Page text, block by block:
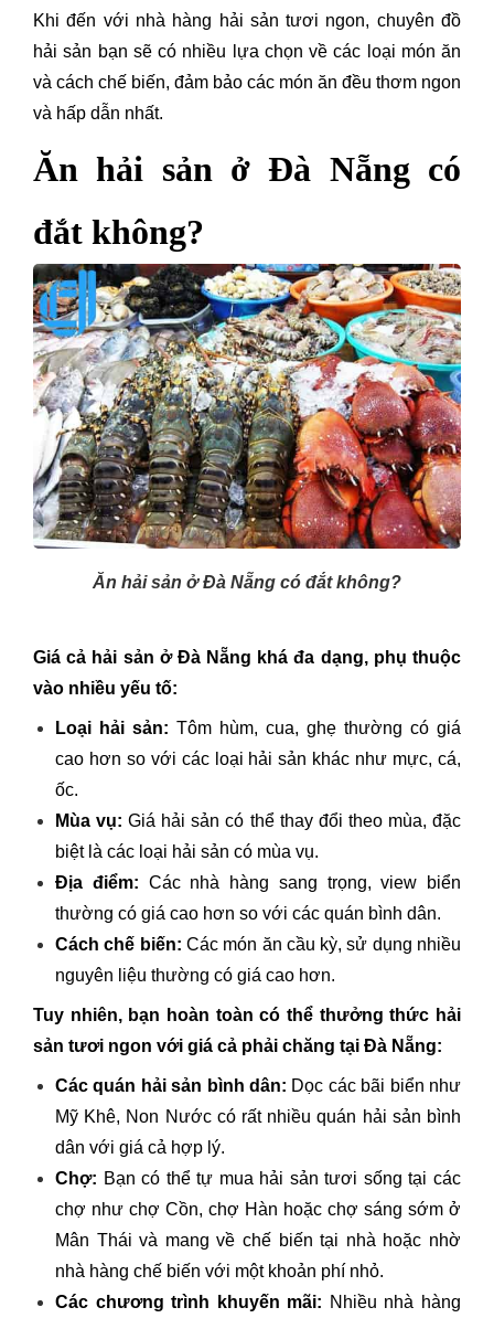
Khi đến với nhà hàng hải sản tươi ngon, chuyên đồ
hải sản bạn sẽ có nhiều lựa chọn về các loại món ăn
và cách chế biến, đảm bảo các món ăn đều thơm ngon
và hấp dẫn nhất.
Ăn hải sản ở Đà Nẵng có
đắt không?
Ăn hải sản ở Đà Nẵng có đắt không?
Giá cả hải sản ở Đà Nẵng khá đa dạng, phụ thuộc
vào nhiều yếu tố:
Loại hải sản: Tôm hùm, cua, ghẹ thường có giá
cao hơn so với các loại hải sản khác như mực, cá,
ốc.
Mùa vụ: Giá hải sản có thể thay đổi theo mùa, đặc
biệt là các loại hải sản có mùa vụ.
Địa điểm: Các nhà hàng sang trọng, view biển
thường có giá cao hơn so với các quán bình dân.
Cách chế biến: Các món ăn cầu kỳ, sử dụng nhiều
nguyên liệu thường có giá cao hơn.
Tuy nhiên, bạn hoàn toàn có thể thưởng thức hải
sản tươi ngon với giá cả phải chăng tại Đà Nẵng:
Các quán hải sản bình dân: Dọc các bãi biển như
Mỹ Khê, Non Nước có rất nhiều quán hải sản bình
dân với giá cả hợp lý.
Chợ: Bạn có thể tự mua hải sản tươi sống tại các
chợ như chợ Cồn, chợ Hàn hoặc chợ sáng sớm ở
Mân Thái và mang về chế biến tại nhà hoặc nhờ
nhà hàng chế biến với một khoản phí nhỏ.
Các chương trình khuyến mãi: Nhiều nhà hàng